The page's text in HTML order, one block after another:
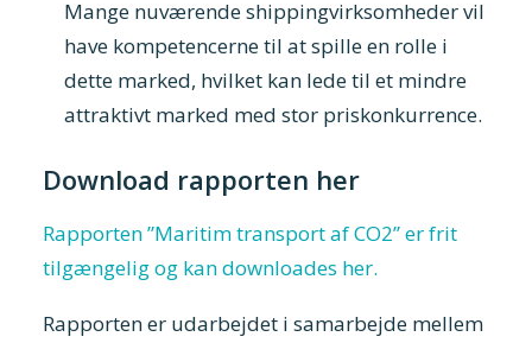
Mange nuværende shippingvirksomheder vil
have kompetencerne til at spille en rolle i
dette marked, hvilket kan lede til et mindre
attraktivt marked med stor priskonkurrence.
Download rapporten her
Rapporten ”Maritim transport af CO2” er frit
tilgængelig og kan downloades her.
Rapporten er udarbejdet i samarbejde mellem